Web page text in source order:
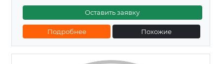
Оставить заявку
Подробнее Похожие